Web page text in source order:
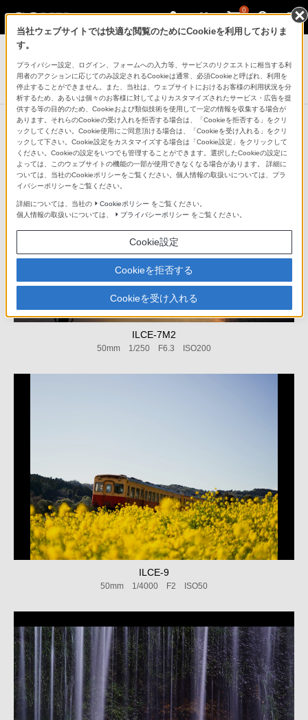
0
デジタル一眼カメラ α（アルファ）
デジタル一眼カメラα[Eマウント]用レンズ
FE 50mm F1.8
ILCE-7M2
50mm 1/250 F6.3 ISO200
ILCE-9
50mm 1/4000 F2 ISO50
当社ウェブサイトでは快適な閲覧のためにCookieを利用しておりま
す。
プライバシー設定、ログイン、フォームへの入力等、サービスのリクエストに相当する利
用者のアクションに応じてのみ設定されるCookieは通常、必須Cookieと呼ばれ、利用を
停止することができません。また、当社は、ウェブサイトにおけるお客様の利用状況を分
析するため、あるいは個々のお客様に対してよりカスタマイズされたサービス・広告を提
供する等の目的のため、Cookieおよび類似技術を使用して一定の情報を収集する場合が
あります。それらのCookieの受け入れを拒否する場合は、「Cookieを拒否する」をクリ
ックしてください。Cookie使用にご同意頂ける場合は、「Cookieを受け入れる」をクリ
ックして下さい。Cookie設定をカスタマイズする場合は「Cookie設定」をクリックして
ください。Cookieの設定をいつでも管理することができます。選択したCookieの設定に
よっては、このウェブサイトの機能の一部が使用できなくなる場合があります。 詳細に
ついては、当社のCookieポリシーをご覧ください。個人情報の取扱いについては、プラ
イバシーポリシーをご覧ください。
詳細については、当社の Cookieポリシー をご覧ください。
個人情報の取扱いについては、
プライバシーポリシー をご覧ください。
Cookie設定
Cookieを拒否する
Cookieを受け入れる